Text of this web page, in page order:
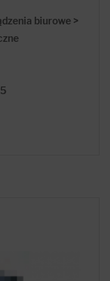
biurowe >